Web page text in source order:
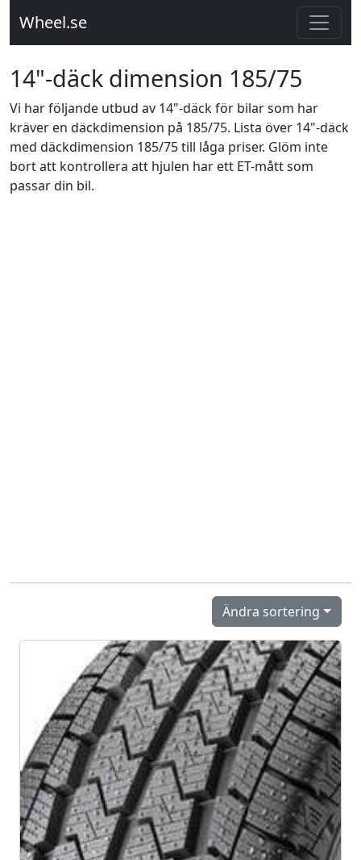
Wheel.se
14"-däck dimension 185/75
Vi har följande utbud av 14"-däck för bilar som har
kräver en däckdimension på 185/75. Lista över 14"-däck
med däckdimension 185/75 till låga priser. Glöm inte
bort att kontrollera att hjulen har ett ET-mått som
passar din bil.
Ändra sortering